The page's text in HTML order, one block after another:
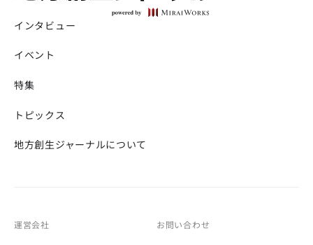
インタビュー
イベント
特集
トピックス
地方創生ジャーナルについて
運営会社 お問い合わせ